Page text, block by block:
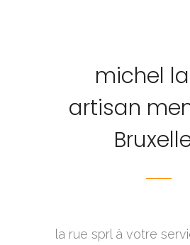
michel
artisan
la rue sprl à votre